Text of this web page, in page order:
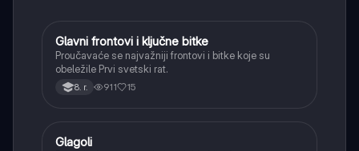
Istorija
Glavni frontovi i ključne bitke
Proučavaće se najvažniji frontovi i bitke koje su
obeležile Prvi svetski rat.
8. r. 911 15
Srpski jezik
Glagoli